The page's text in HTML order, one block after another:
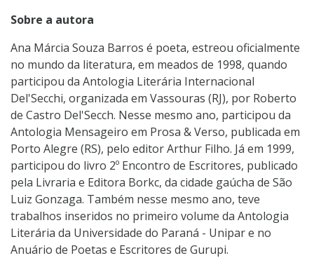
Sobre a autora
Ana Márcia Souza Barros é poeta, estreou oficialmente
no mundo da literatura, em meados de 1998, quando
participou da Antologia Literária Internacional
Del'Secchi, organizada em Vassouras (RJ), por Roberto
de Castro Del'Secch. Nesse mesmo ano, participou da
Antologia Mensageiro em Prosa & Verso, publicada em
Porto Alegre (RS), pelo editor Arthur Filho. Já em 1999,
participou do livro 2º Encontro de Escritores, publicado
pela Livraria e Editora Borkc, da cidade gaúcha de São
Luiz Gonzaga. Também nesse mesmo ano, teve
trabalhos inseridos no primeiro volume da Antologia
Literária da Universidade do Paraná - Unipar e no
Anuário de Poetas e Escritores de Gurupi.